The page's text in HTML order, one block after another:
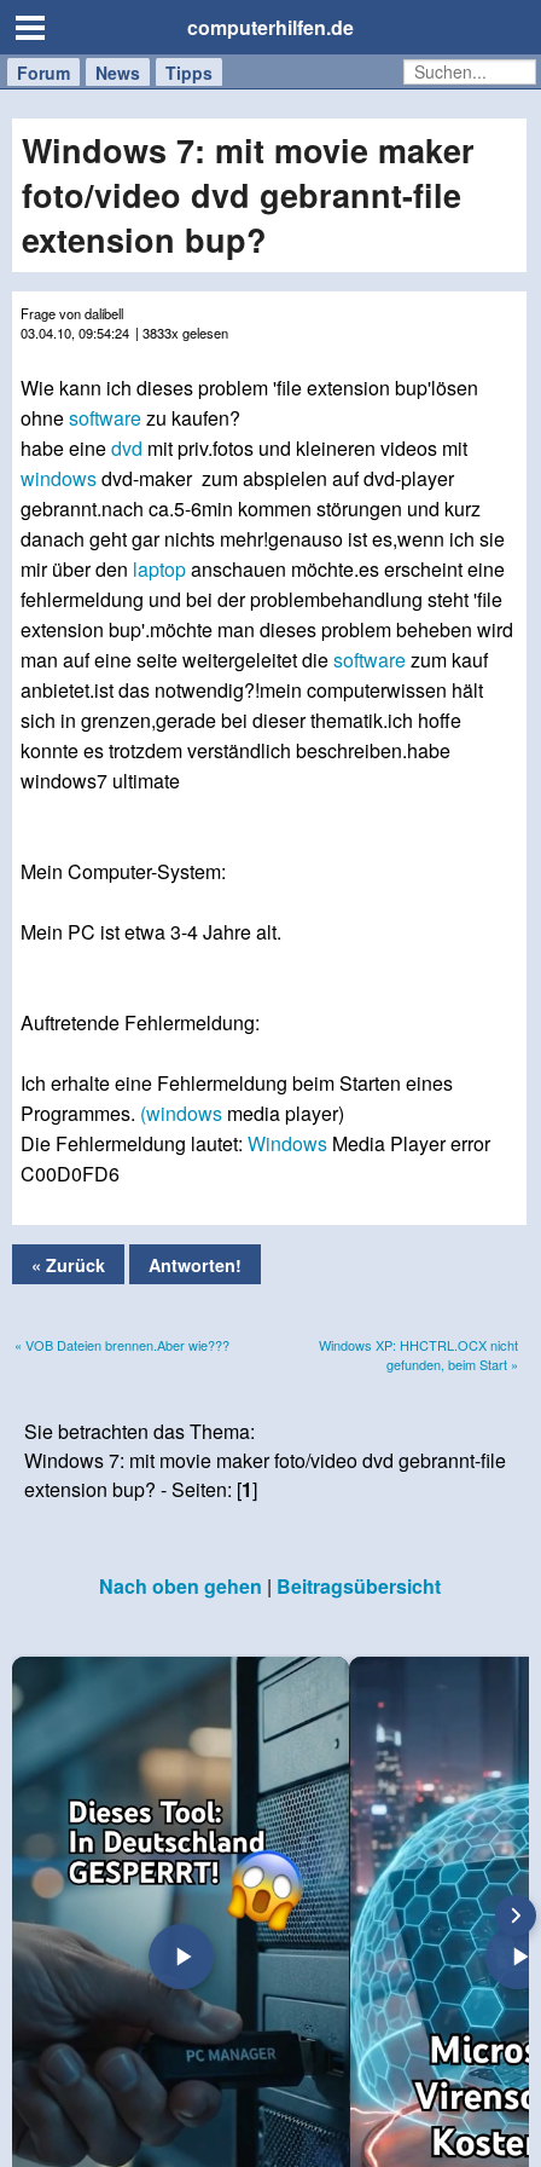
computerhilfen.de
Forum News Tipps
Handy
Tablet
Windows
Mac
Windows 7: mit movie maker
foto/video dvd gebrannt-file
extension bup?
Frage von dalibell
03.04.10, 09:54:24 | 3833x gelesen
Wie kann ich dieses problem 'file extension bup'lösen
ohnesoftwarezu kaufen?
habe einedvd mit priv.fotos und kleineren videos mit
windowsdvd-maker zum abspielen auf dvd-player
gebrannt.nach ca.5-6min kommen störungen und kurz
danach geht gar nichts mehr!genauso ist es,wenn ich sie
mir über den laptopanschauen möchte.es erscheint eine
fehlermeldung und bei der problembehandlung steht 'file
extension bup'.möchte man dieses problem beheben wird
man auf eine seite weitergeleitet diesoftwarezum kauf
anbietet.ist das notwendig?!mein computerwissen hält
sich in grenzen,gerade bei dieser thematik.ich hoffe
konnte es trotzdem verständlich beschreiben.habe
windows7 ultimate
Mein Computer-System:
Mein PC ist etwa 3-4 Jahre alt.
Auftretende Fehlermeldung:
Ich erhalte eine Fehlermeldung beim Starten eines
Programmes. (windows media player)
Die Fehlermeldung lautet: Windows Media Player error
C00D0FD6
« Zurück Antworten!
« VOB Dateien brennen.Aber wie???
Windows XP: HHCTRL.OCX nicht
gefunden, beim Start »
Sie betrachten das Thema:
Windows 7: mit movie maker foto/video dvd gebrannt-file
extension bup? - Seiten: [1]
Nach oben gehen | Beitragsübersicht